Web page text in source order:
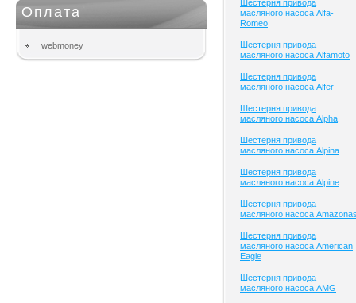
Оплата
webmoney
Шестерня привода
масляного насоса Alfa-
Romeo
Шестерня привода
масляного насоса Alfamoto
Шестерня привода
масляного насоса Alfer
Шестерня привода
масляного насоса Alpha
Шестерня привода
масляного насоса Alpina
Шестерня привода
масляного насоса Alpine
Шестерня привода
масляного насоса
Шестерня привода
масляного насоса American
Eagle
Шестерня привода
масляного насоса AMG